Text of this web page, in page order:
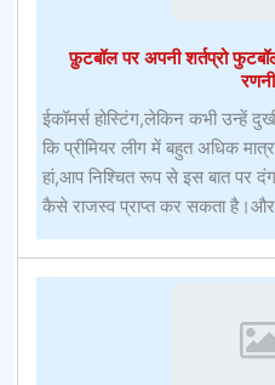
फ़ुटबॉल पर अपनी शर्तप्रो
ईकॉमर्स होस्टिंग,लेकिन कभी उन्हें
कि प्रीमियर लीग में बहुत अधिक
हां,आप निश्चित रूप से इस बात पर
कैसे राजस्व प्राप्त कर सकता